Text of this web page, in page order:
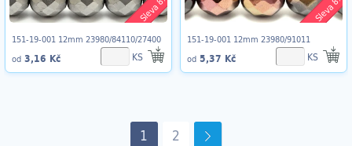
151-19-001 12mm 23980/84110/27400
od 3,16 Kč KS
151-19-001 12mm 23980/91011
od 5,37 Kč KS
1 2